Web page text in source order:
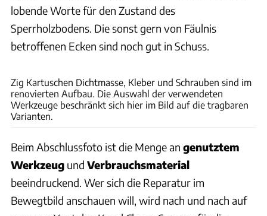
lobende Worte für den Zustand des
Sperrholzbodens. Die sonst gern von Fäulnis
betroffenen Ecken sind noch gut in Schuss.
Zig Kartuschen Dichtmasse, Kleber und Schrauben sind im
renovierten Aufbau. Die Auswahl der verwendeten
Werkzeuge beschränkt sich hier im Bild auf die tragbaren
Varianten.
Beim Abschlussfoto ist die Menge an genutztem
Werkzeug und Verbrauchsmaterial
beeindruckend. Wer sich die Reparatur im
Bewegtbild anschauen will, wird nach und nach auf